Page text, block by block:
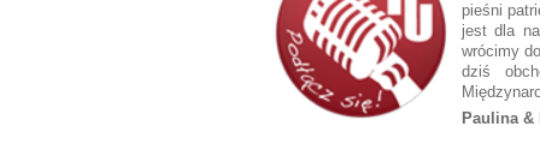
pieśni
jest dla
wrócimy
dziś
Paulina &